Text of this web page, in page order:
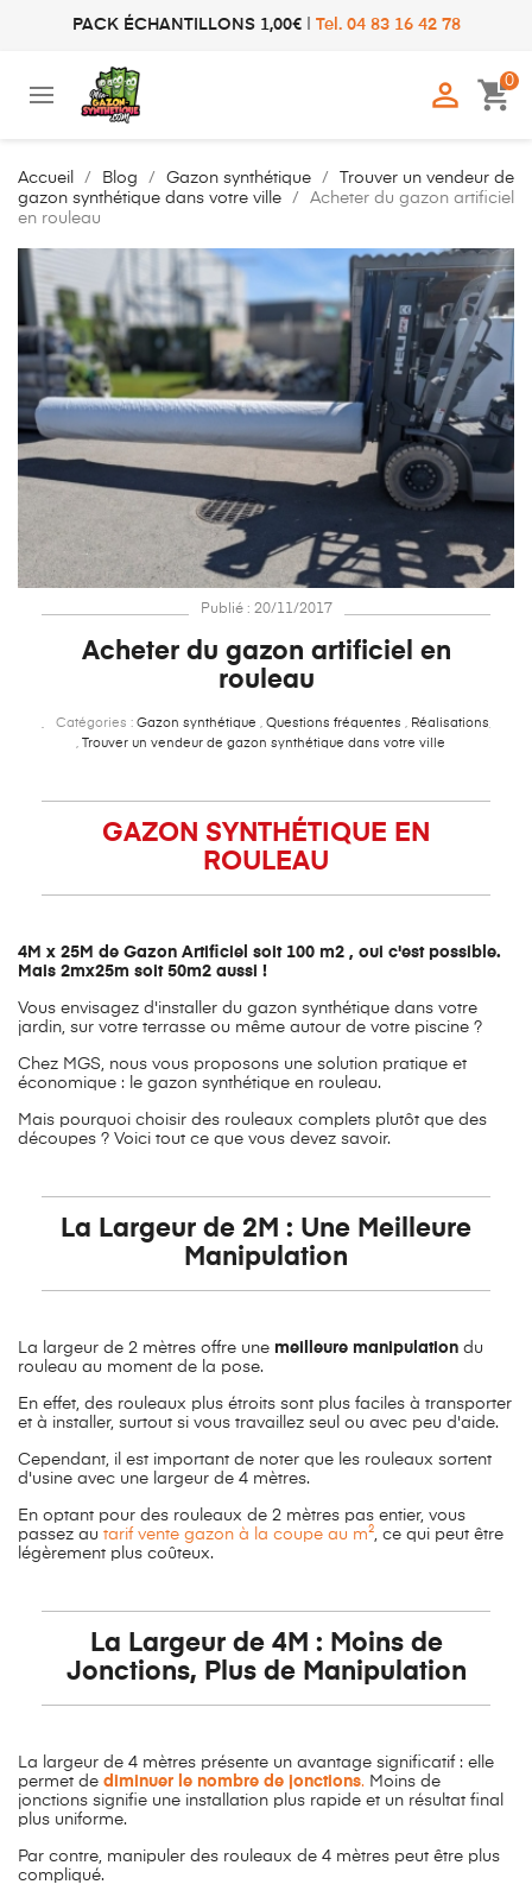
PACK ÉCHANTILLONS 1,00€| Tel. 04 83 16 42 78
 shopping_cart
0
Accueil Blog Gazon synthétique
Trouver un vendeur de
gazon synthétique dans votre ville
Acheter du gazon artificiel
en rouleau
Publié : 20/11/2017
Acheter du gazon artificiel en
rouleau
Catégories : Gazon synthétique Questions fréquentes
Réalisations
Trouver un vendeur de gazon synthétique dans votre ville
GAZON SYNTHÉTIQUE EN
ROULEAU
4M x 25M de Gazon Artificiel soit 100 m2 , oui c'est possible.
Mais 2mx25m soit 50m2 aussi !
Vous envisagez d'installer du gazon synthétique dans votre
jardin, sur votre terrasse ou même autour de votre piscine ?
Chez MGS, nous vous proposons une solution pratique et
économique : le gazon synthétique en rouleau.
Mais pourquoi choisir des rouleaux complets plutôt que des
découpes ? Voici tout ce que vous devez savoir.
La Largeur de 2M : Une Meilleure
Manipulation
La largeur de 2 mètres offre une meilleure manipulation du
rouleau au moment de la pose.
En effet, des rouleaux plus étroits sont plus faciles à transporter
et à installer, surtout si vous travaillez seul ou avec peu d'aide.
Cependant, il est important de noter que les rouleaux sortent
d'usine avec une largeur de 4 mètres.
En optant pour des rouleaux de 2 mètres pas entier, vous
passez au tarif vente gazon à la coupe au m² , ce qui peut être
légèrement plus coûteux.
La Largeur de 4M : Moins de
Jonctions, Plus de Manipulation
La largeur de 4 mètres présente un avantage significatif : elle
permet de diminuer le nombre de jonctions. Moins de
jonctions signifie une installation plus rapide et un résultat final
plus uniforme.
Par contre, manipuler des rouleaux de 4 mètres peut être plus
compliqué.